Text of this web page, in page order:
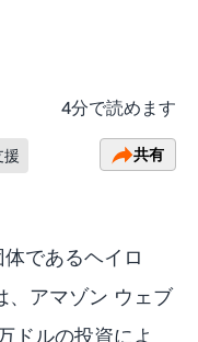
4分で読めます
援 共有
であるヘイロ
、アマゾン ウェブ
ドルの投資によ